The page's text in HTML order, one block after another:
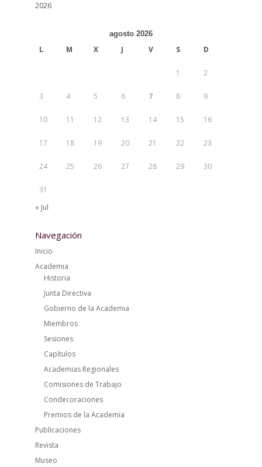
2026
agosto 2026
L M X J V S D
1 2
3 4 5 6 7 8 9
10 11 12 13 14 15 16
17 18 19 20 21 22 23
24 25 26 27 28 29 30
31
« Jul
Navegación
Inicio
Academia
Historia
Junta Directiva
Gobierno de la Academia
Miembros
Sesiones
Capítulos
Academias Regionales
Comisiones de Trabajo
Condecoraciones
Premios de la Academia
Publicaciones
Revista
Museo